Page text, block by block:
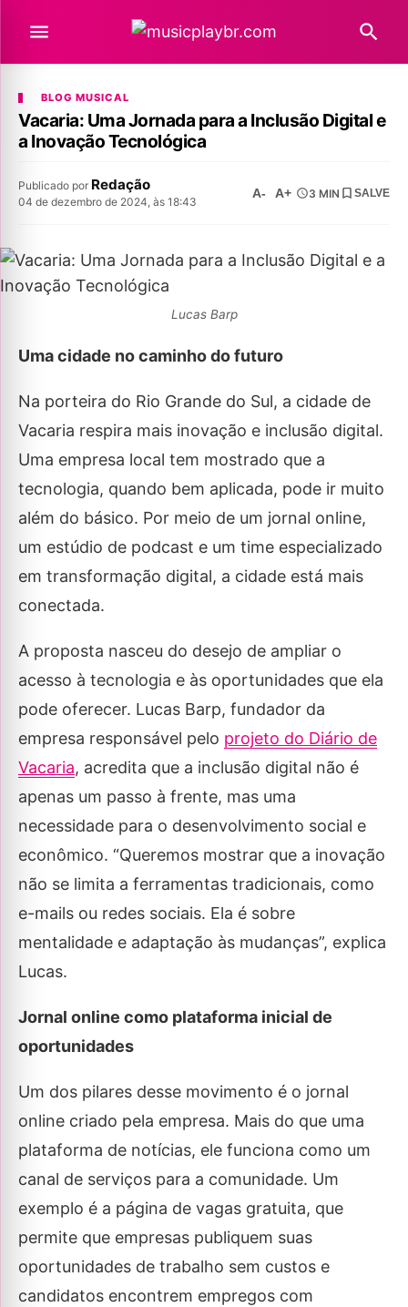
BLOG MUSICAL
Vacaria: Uma Jornada para a Inclusão Digital e
a Inovação Tecnológica
Publicado por Redação
04 de dezembro de 2024, às 18:43
A- A+ 3 MIN SALVE
Lucas Barp
Uma cidade no caminho do futuro
Na porteira do Rio Grande do Sul, a cidade de
Vacaria respira mais inovação e inclusão digital.
Uma empresa local tem mostrado que a
tecnologia, quando bem aplicada, pode ir muito
além do básico. Por meio de um jornal online,
um estúdio de podcast e um time especializado
em transformação digital, a cidade está mais
conectada.
A proposta nasceu do desejo de ampliar o
acesso à tecnologia e às oportunidades que ela
pode oferecer. Lucas Barp, fundador da
empresa responsável pelo projeto do Diário de
Vacaria, acredita que a inclusão digital não é
apenas um passo à frente, mas uma
necessidade para o desenvolvimento social e
econômico. “Queremos mostrar que a inovação
não se limita a ferramentas tradicionais, como
e-mails ou redes sociais. Ela é sobre
mentalidade e adaptação às mudanças”, explica
Lucas.
Jornal online como plataforma inicial de
oportunidades
Um dos pilares desse movimento é o jornal
online criado pela empresa. Mais do que uma
plataforma de notícias, ele funciona como um
canal de serviços para a comunidade. Um
exemplo é a página de vagas gratuita, que
permite que empresas publiquem suas
oportunidades de trabalho sem custos e
candidatos encontrem empregos com